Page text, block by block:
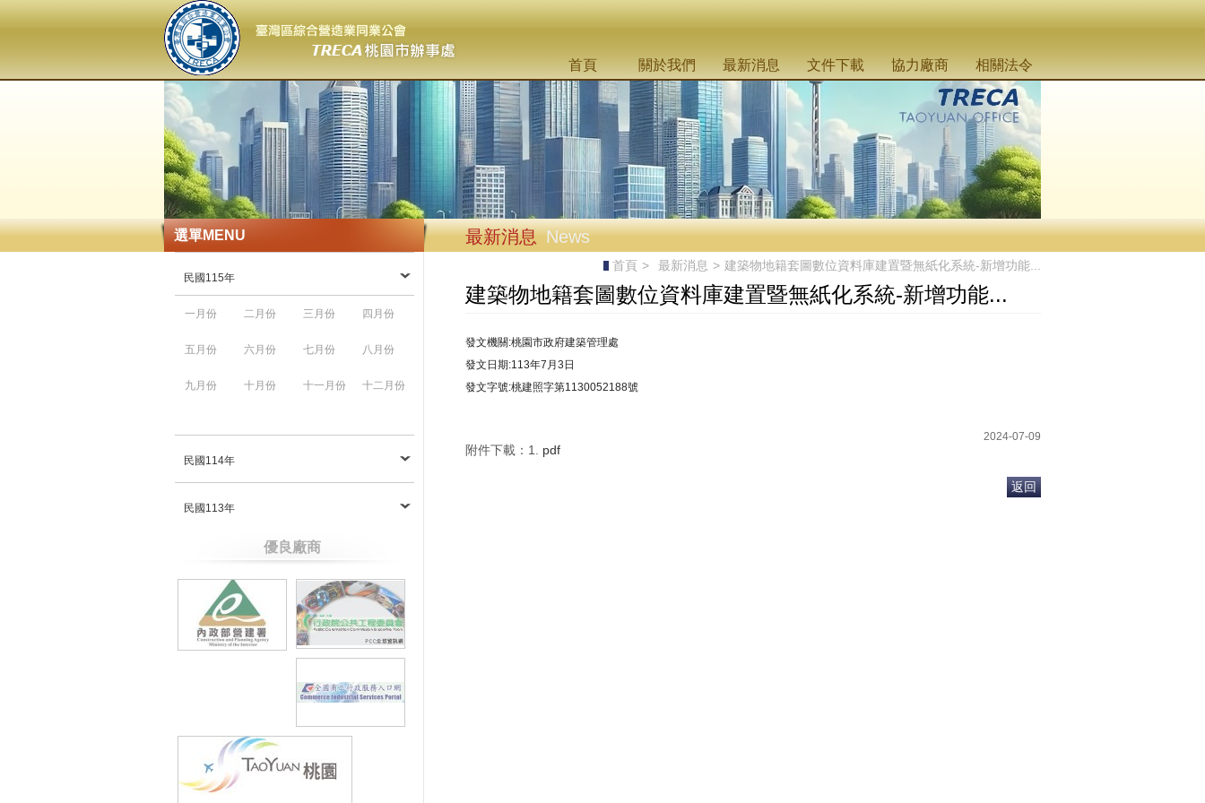
首頁 關於我們 最新消息 文件下載 協力廠商 相關法令
選單MENU
民國115年
一月份 二月份 三月份 四月份
五月份 六月份 七月份 八月份
九月份 十月份 十一月份 十二月份
民國114年
民國113年
優良廠商
最新消息 News
首頁 > 最新消息 > 建築物地籍套圖數位資料庫建置暨無紙化系統-新增功能...
建築物地籍套圖數位資料庫建置暨無紙化系統-新增功能...
發文機關:桃園市政府建築管理處
發文日期:113年7月3日
發文字號:桃建照字第1130052188號
2024-07-09
附件下載：1. pdf
返回